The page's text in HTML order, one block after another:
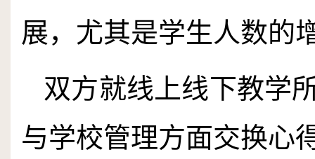
展，尤其是学生人数的
双方就线上线下教学
与学校管理方面交换心